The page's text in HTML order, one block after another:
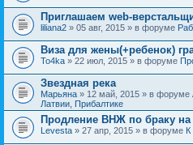
Приглашаем web-
liliana2 » 05 авг, 2015 » в форуме
Виза для жены(+ребенок)
To4ka » 22 июл, 2015 » в форуме
Звездная река
Марьяна » 12 май, 2015 » в форуме
Латвии, Прибалтике
Продление ВНЖ по браку на
Levesta » 27 апр, 2015 » в форуме К